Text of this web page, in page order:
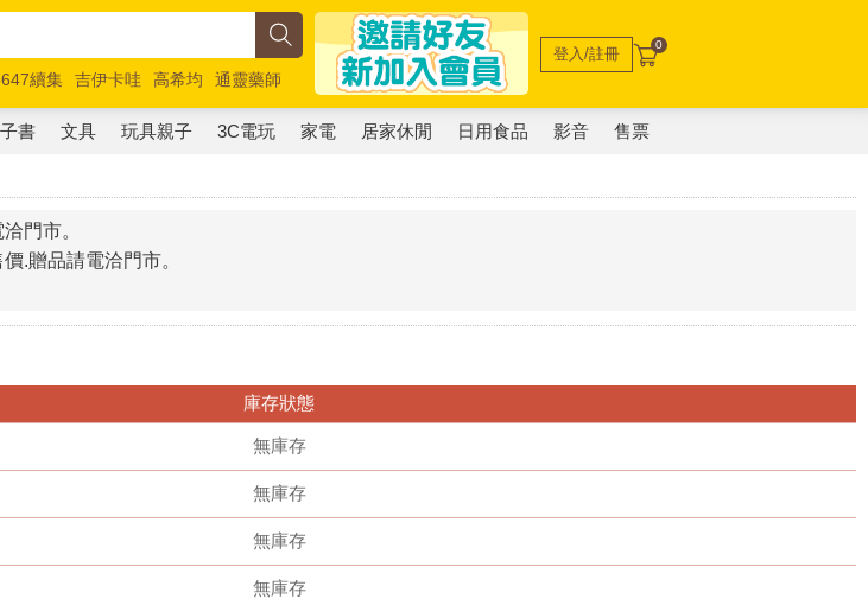
續集 吉伊卡哇 高希均
通靈藥師
動員5 超慢跑
登入/註冊 0
書 文具 玩具親子 3C電玩 家電 居家休閒 日用食品 影音 售票
門市。
.贈品請電洽門市。
庫存狀態
無庫存
無庫存
無庫存
無庫存